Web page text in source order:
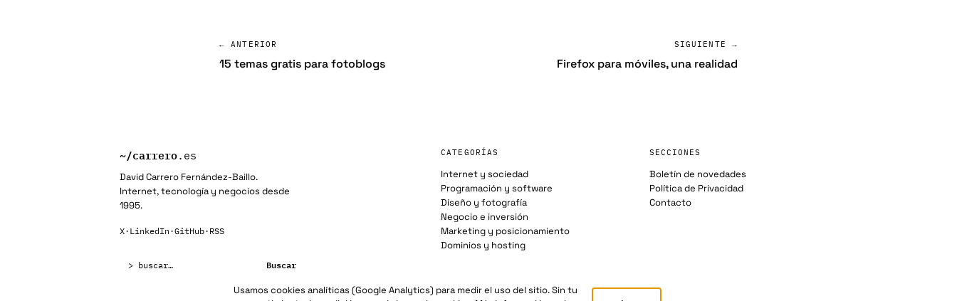
← ANTERIOR
15 temas gratis para fotoblogs
SIGUIENTE →
Firefox para móviles, una realidad
~/carrero.es
David Carrero Fernández-Baillo.
Internet, tecnología y negocios desde
1995.
X· LinkedIn·GitHub· RSS
Buscar
CATEGORÍAS
Internet y sociedad
Programación y software
Diseño y fotografía
Negocio e inversión
Marketing y posicionamiento
Dominios y hosting
SECCIONES
Boletín de novedades
Política de Privacidad
Contacto
Usamos cookies analíticas (Google Analytics) para medir el uso del sitio. Sin tu